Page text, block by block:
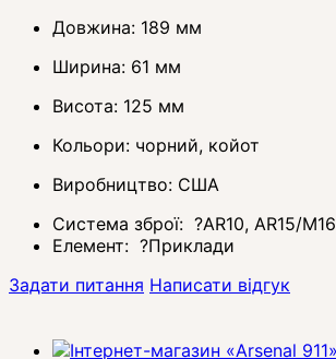
Довжина: 189 мм
Ширина: 61 мм
Висота: 125 мм
Кольори: чорний, койот
Виробництво: США
Система зброї: ?AR10, AR15/M16
Елемент: ?Приклади
Задати питання Написати відгук